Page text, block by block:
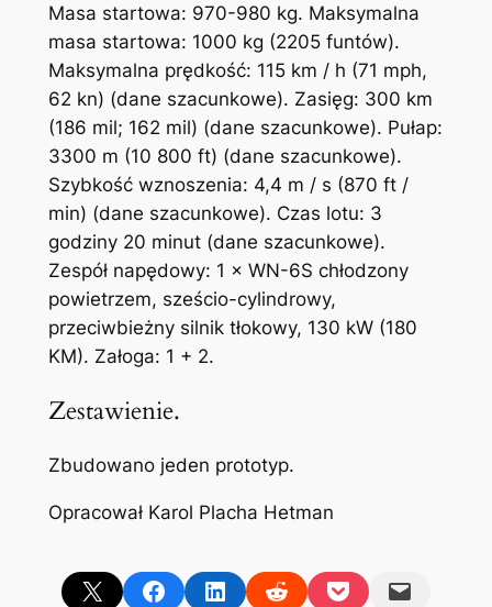
Masa startowa: 970-980 kg. Maksymalna
masa startowa: 1000 kg (2205 funtów).
Maksymalna prędkość: 115 km / h (71 mph,
62 kn) (dane szacunkowe). Zasięg: 300 km
(186 mil; 162 mil) (dane szacunkowe). Pułap:
3300 m (10 800 ft) (dane szacunkowe).
Szybkość wznoszenia: 4,4 m / s (870 ft /
min) (dane szacunkowe). Czas lotu: 3
godziny 20 minut (dane szacunkowe).
Zespół napędowy: 1 × WN-6S chłodzony
powietrzem, sześcio-cylindrowy,
przeciwbieżny silnik tłokowy, 130 kW (180
KM). Załoga: 1 + 2.
Zestawienie.
Zbudowano jeden prototyp.
Opracował Karol Placha Hetman
Share on X Share on FacebookShare on LinkedInShare on RedditShare on PocketEmail this Page